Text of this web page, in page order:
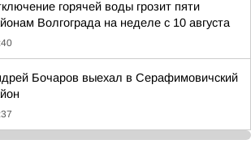
горячей воды грозит пяти
Волгограда на неделе с 10 августа
Бочаров выехал в Серафимовичский